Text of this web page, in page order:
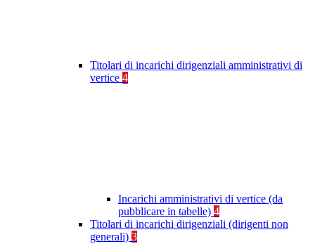
Titolari di incarichi dirigenziali amministrativi di
vertice 4
Incarichi amministrativi di vertice (da
pubblicare in tabelle) 4
Titolari di incarichi dirigenziali (dirigenti non
generali) 3